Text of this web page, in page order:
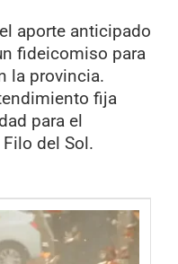
aporte anticipado
fideicomiso para
la provincia.
fija
para el
del Sol.